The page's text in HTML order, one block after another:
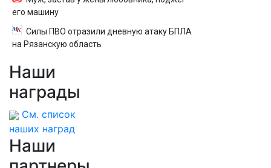
его машину
Силы ПВО отразили дневную атаку БПЛА
на Рязанскую область
Наши
награды
См. список
наших наград
Наши